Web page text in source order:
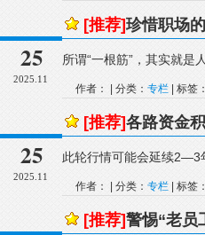
25
2025.11
[推荐]珍惜职场
所谓“一根筋”，其实就是
作者： | 分类： 专栏 | 标签：
25
2025.11
[推荐]各路资金
此轮行情可能会延续2—3
作者： | 分类： 专栏 | 标签：
[推荐]警惕“老员